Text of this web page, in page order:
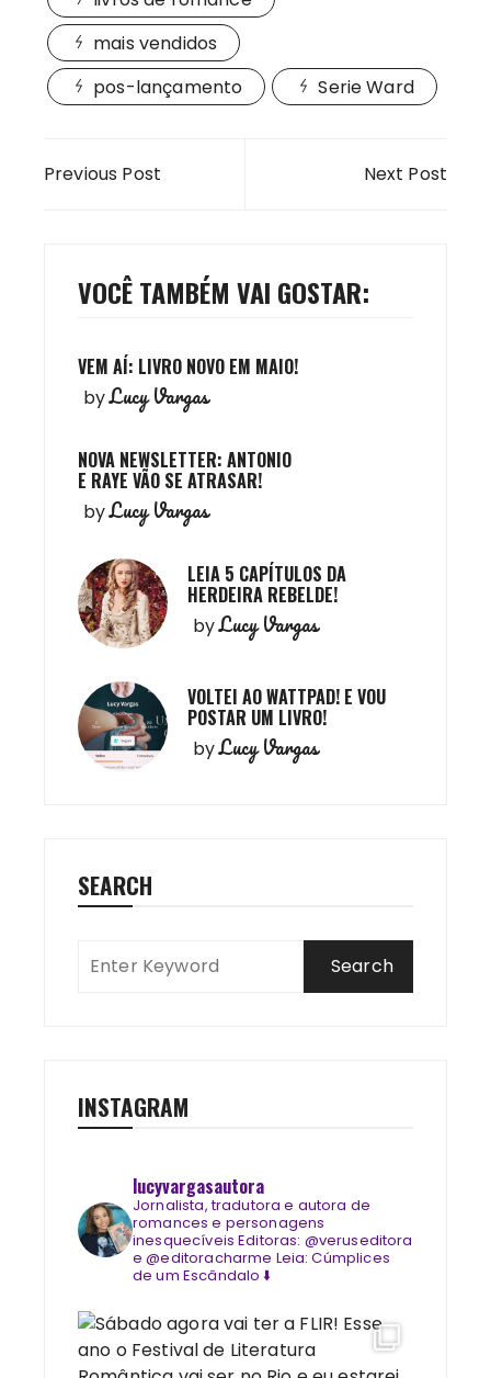
mais vendidos
pos-lançamento
Serie Ward
de
Previous Post Next Post
VOCÊ TAMBÉM VAI GOSTAR:
VEM AÍ: LIVRO NOVO EM MAIO!
byLucy Vargas
NOVA NEWSLETTER: ANTONIO
E RAYE VÃO SE ATRASAR!
byLucy Vargas
LEIA 5 CAPÍTULOS DA
HERDEIRA REBELDE!
byLucy Vargas
VOLTEI AO WATTPAD! E VOU
POSTAR UM LIVRO!
byLucy Vargas
SEARCH
INSTAGRAM
lucyvargasautora
Jornalista, tradutora e autora de
romances e personagens
inesquecíveis Editoras: @veruseditora
e @editoracharme Leia: Cúmplices
de um Escândalo ⬇️